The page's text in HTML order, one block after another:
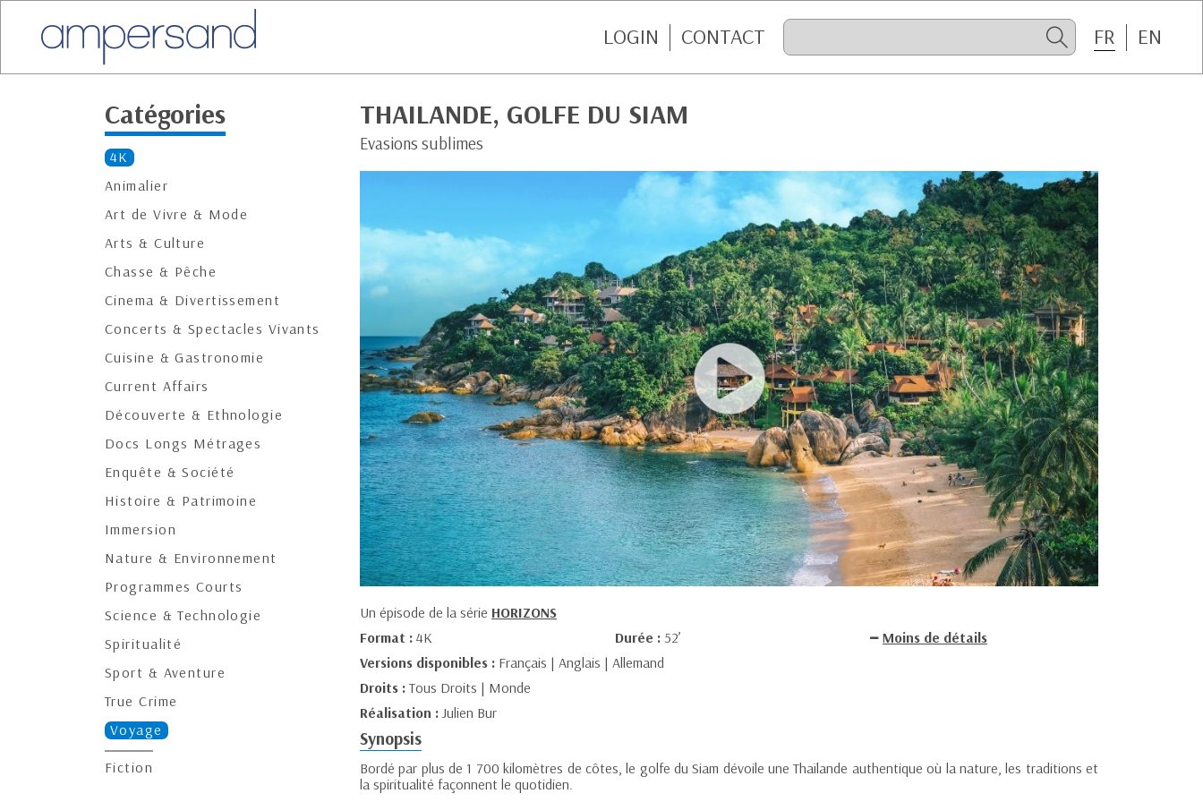
LOGIN CONTACT FR EN
Catégories
4K
Animalier
Art de Vivre & Mode
Arts & Culture
Chasse & Pêche
Cinema & Divertissement
Concerts & Spectacles Vivants
Cuisine & Gastronomie
Current Affairs
Découverte & Ethnologie
Docs Longs Métrages
Enquête & Société
Histoire & Patrimoine
Immersion
Nature & Environnement
Programmes Courts
Science & Technologie
Spiritualité
Sport & Aventure
True Crime
Voyage
Fiction
THAILANDE, GOLFE DU SIAM
Evasions sublimes
Un épisode de la série HORIZONS
Format : 4K Durée : 52’
Moins de détails
Versions disponibles : Français | Anglais | Allemand
Droits :Tous Droits | Monde
Réalisation : Julien Bur
Synopsis
Bordé par plus de 1 700 kilomètres de côtes, le golfe du Siam dévoile une Thaïlande authentique où la nature, les traditions et
la spiritualité façonnent le quotidien.